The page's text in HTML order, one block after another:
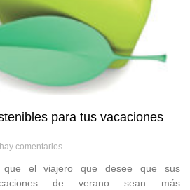
para tus vacaciones
comentarios
el viajero que desee que sus
de verano sean más